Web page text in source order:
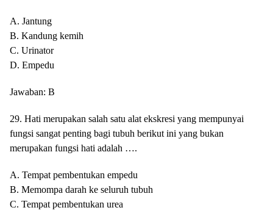
A. Jantung
B. Kandung kemih
C. Urinator
D. Empedu
Jawaban: B
29. Hati merupakan salah satu alat ekskresi yang mempunyai
fungsi sangat penting bagi tubuh berikut ini yang bukan
merupakan fungsi hati adalah ….
A. Tempat pembentukan empedu
B. Memompa darah ke seluruh tubuh
C. Tempat pembentukan urea